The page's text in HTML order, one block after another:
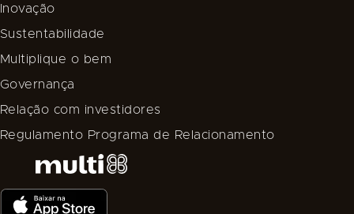
Inovação
Sustentabilidade
Multiplique o bem
Governança
Relação com investidores
Regulamento Programa de Relacionamento